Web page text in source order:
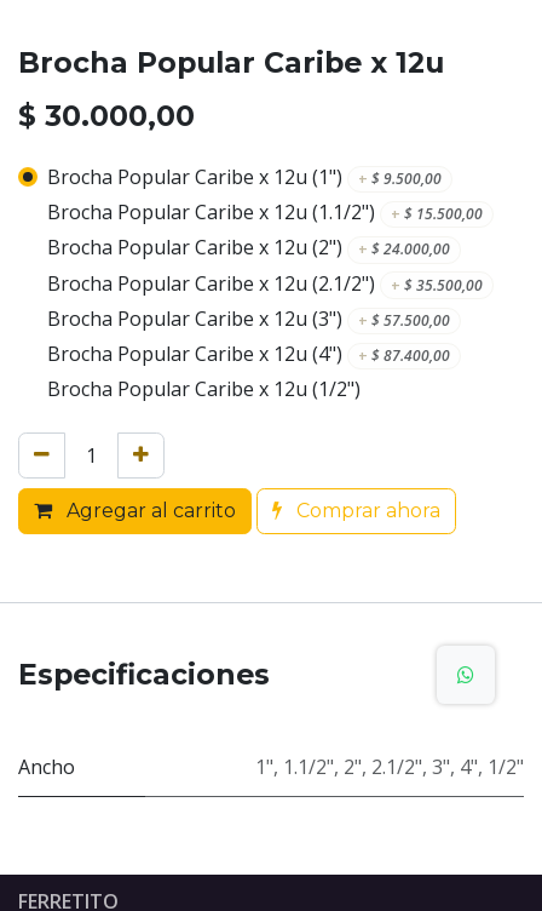
Brocha Popular Caribe x 12u
$ 30.000,00
Brocha Popular Caribe x 12u (1") + $9.500,00
Brocha Popular Caribe x 12u (1.1/2") + $ 15.500,00
Brocha Popular Caribe x 12u (2") + $24.000,00
Brocha Popular Caribe x 12u (2.1/2") + $35.500,00
Brocha Popular Caribe x 12u (3") + $57.500,00
Brocha Popular Caribe x 12u (4") + $87.400,00
Brocha Popular Caribe x 12u (1/2")
Agregar al carrito Comprar ahora
Especificaciones
Ancho 1", 1.1/2", 2", 2.1/2", 3", 4", 1/2"
FERRETITO